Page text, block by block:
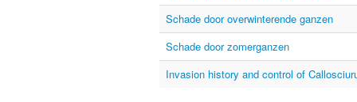
Schade door overwinterende ganzen
Schade door zomerganzen
Invasion history and control of